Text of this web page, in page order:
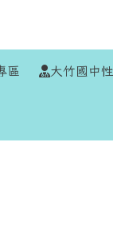
區 大竹國中